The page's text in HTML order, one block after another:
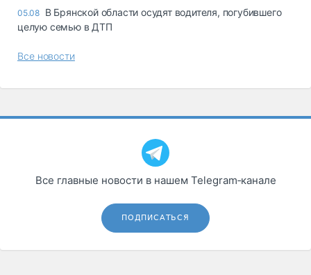
05.08 В Брянской области осудят водителя, погубившего
целую семью в ДТП
Все новости
Все главные новости в нашем Telegram‑канале
ПОДПИСАТЬСЯ